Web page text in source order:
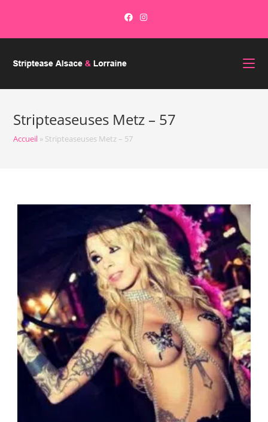
Stripteaseuses Metz – 57
Accueil » Stripteaseuses Metz – 57